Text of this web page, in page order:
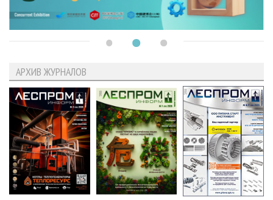
АРХИВ ЖУРНАЛОВ